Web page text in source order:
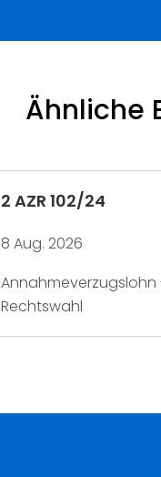
Ähnliche
2 AZR 102/24
8 Aug. 2026
Rechtswahl